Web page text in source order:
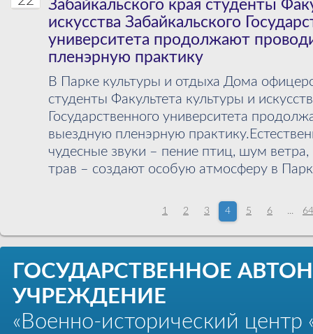
Забайкальского края студенты
искусства Забайкальского
университета продолжают
пленэрную практику
В Парке культуры и отдыха Дома
студенты Факультета культуры и
Государственного университета
выездную пленэрную
чудесные звуки – пение птиц, шум
трав – создают особую атмосферу в
1 2 3 4 5 6 ...
ГОСУДАРСТВЕННОЕ
УЧРЕЖДЕНИЕ
«Военно-исторический